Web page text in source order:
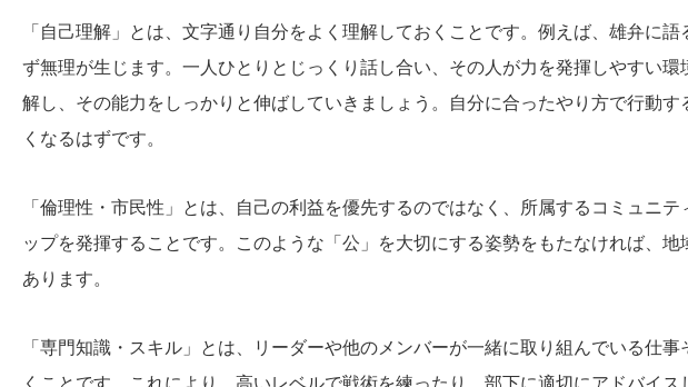
「自己理解」とは、文字通り自分をよく理解しておくことです。例えば、雄弁に
ず無理が生じます。一人ひとりとじっくり話し合い、その人が力を発揮しやすい
解し、その能力をしっかりと伸ばしていきましょう。自分に合ったやり方で行動
くなるはずです。
「倫理性・市民性」とは、自己の利益を優先するのではなく、所属するコミュニ
ップを発揮することです。このような「公」を大切にする姿勢をもたなければ、
あります。
「専門知識・スキル」とは、リーダーや他のメンバーが一緒に取り組んでいる仕
くことです。これにより、高いレベルで戦術を練ったり、部下に適切にアドバイス